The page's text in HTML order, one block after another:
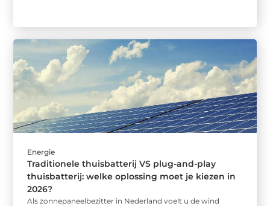
Energie
Traditionele thuisbatterij VS plug-and-play
thuisbatterij: welke oplossing moet je kiezen in
2026?
Als zonnepaneelbezitter in Nederland voelt u de wind